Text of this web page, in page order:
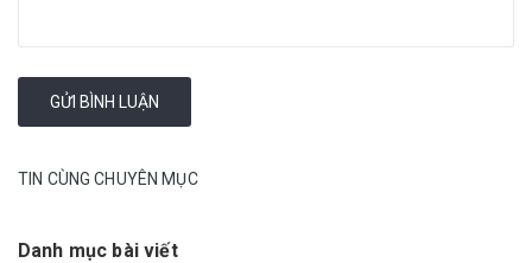
TIN CÙNG CHUYÊN MỤC
Danh mục bài viết